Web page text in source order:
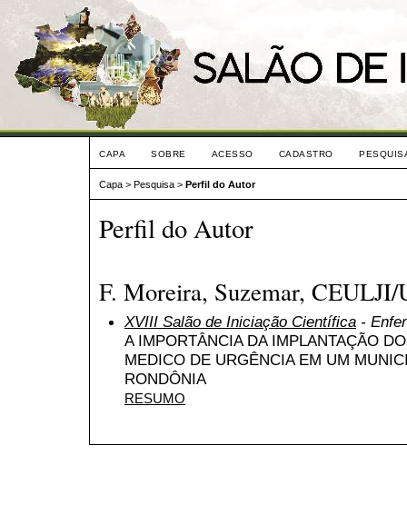
CAPA SOBRE ACESSO CADASTRO
Capa > Pesquisa > Perfil do Autor
Perfil do Autor
F. Moreira, Suzemar,
XVIII Salão de Iniciação Científica -
A IMPORTÂNCIA DA IMPLANTAÇÃO
MEDICO DE URGÊNCIA EM UM
RONDÔNIA
RESUMO